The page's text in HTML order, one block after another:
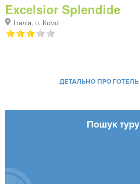
Excelsior Splendide
Італія, о. Комо
ДЕТАЛЬНО ПРО ГОТЕЛЬ
Пошук туру